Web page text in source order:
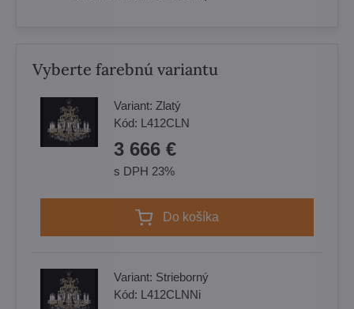
Vyberte farebnú variantu
Variant: Zlatý
Kód: L412CLN
3 666 €
s DPH 23%
Do košíka
Variant: Strieborný
Kód: L412CLNNi